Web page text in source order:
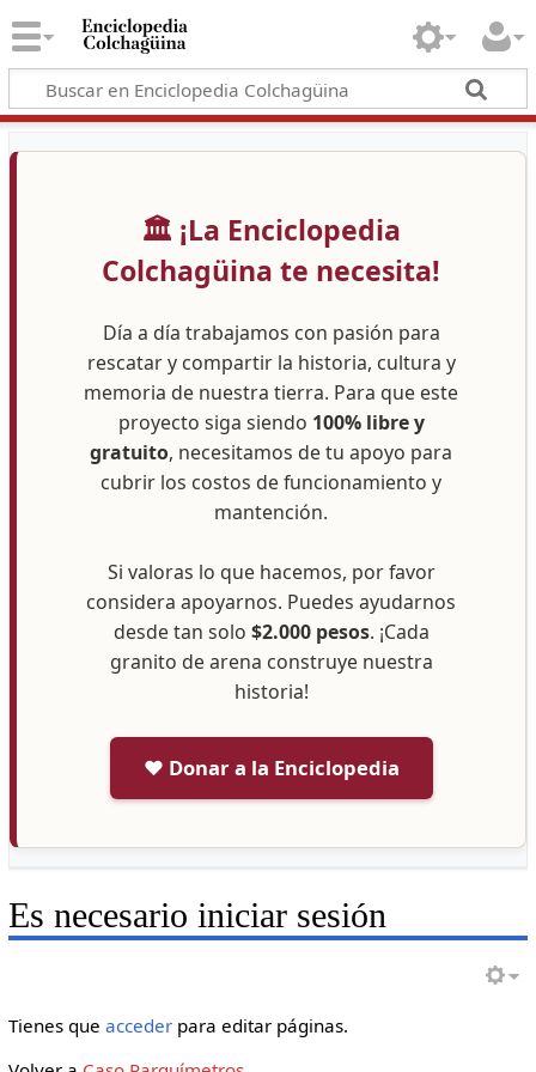
🏛️ ¡La Enciclopedia
Colchagüina te necesita!
Día a día trabajamos con pasión para
rescatar y compartir la historia, cultura y
memoria de nuestra tierra. Para que este
proyecto siga siendo 100% libre y
gratuito, necesitamos de tu apoyo para
cubrir los costos de funcionamiento y
mantención.
Si valoras lo que hacemos, por favor
considera apoyarnos. Puedes ayudarnos
desde tan solo $2.000 pesos. ¡Cada
granito de arena construye nuestra
historia!
❤️ Donar a la Enciclopedia
Es necesario iniciar sesión
Tienes que accederpara editar páginas.